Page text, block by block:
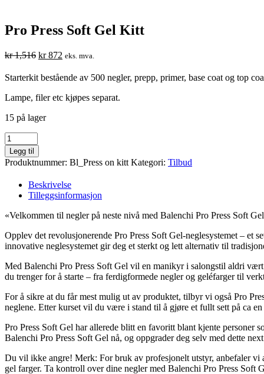
Pro Press Soft Gel Kitt
kr1,516 Opprinnelig
var:
kr872 Nåværende
er:
eks. mva.
Starterkit bestående av 500 negler, prepp, primer, base coat og top
Lampe, filer etc kjøpes separat.
15 på lager
Pro
Press
Soft
Gel
antall
Legg til
Produktnummer: Bl_Press on kitt Kategori: Tilbud
Beskrivelse
Tilleggsinformasjon
«Velkommen til negler på neste nivå med Balenchi Pro Press Soft
Opplev det revolusjonerende Pro Press Soft Gel-neglesystemet – et
innovative neglesystemet gir deg et sterkt og lett alternativ til
Med Balenchi Pro Press Soft Gel vil en manikyr i salongstil aldri
du trenger for å starte – fra ferdigformede negler og geléfarger til
For å sikre at du får mest mulig ut av produktet, tilbyr vi også Pro
neglene. Etter kurset vil du være i stand til å gjøre et fullt sett på ca
Pro Press Soft Gel har allerede blitt en favoritt blant kjente personer
Balenchi Pro Press Soft Gel nå, og oppgrader deg selv med dette
Du vil ikke angre! Merk: For bruk av profesjonelt utstyr, anbefaler
gel farger. Ta kontroll over dine negler med Balenchi Pro Press Soft